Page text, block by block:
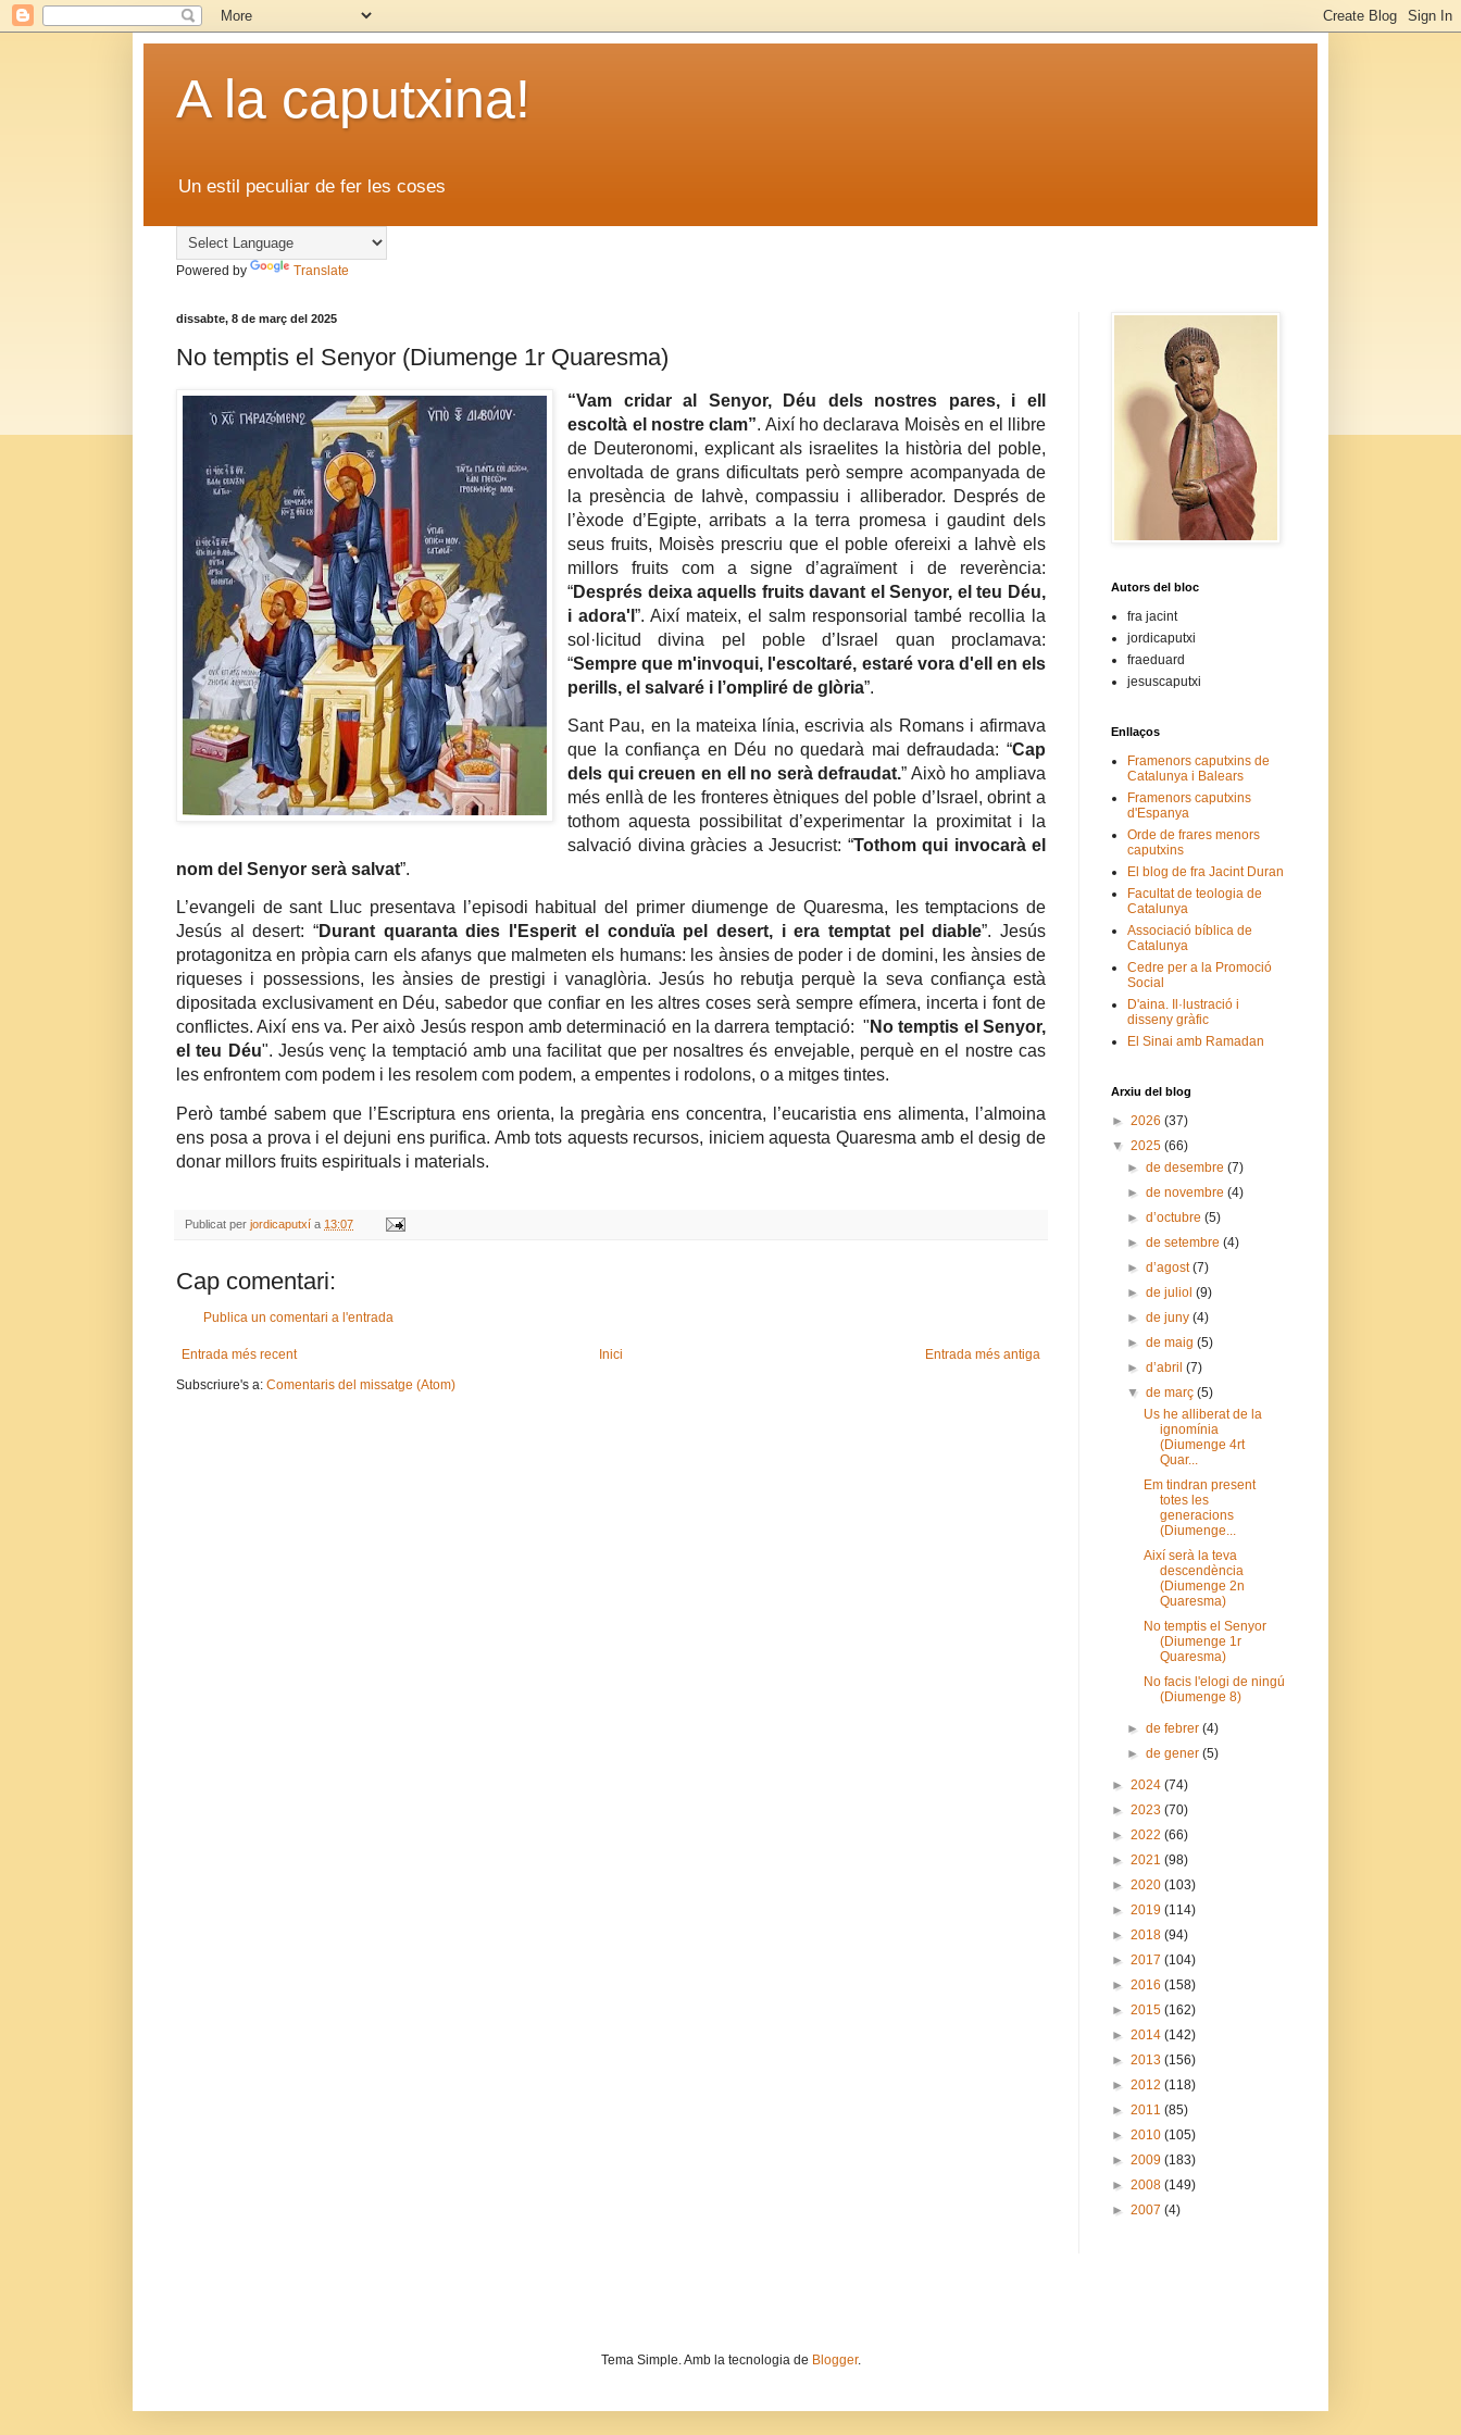
A la caputxina!
Un estil peculiar de fer les coses
Powered by Translate
dissabte, 8 de març del 2025
No temptis el Senyor (Diumenge 1r Quaresma)
“Vam cridar al Senyor, Déu dels nostres pares, i ell
escoltà el nostre clam”. Així ho declarava Moisès en el llibre
de Deuteronomi, explicant als israelites la història del poble,
envoltada de grans dificultats però sempre acompanyada de
la presència de Iahvè, compassiu i alliberador. Després de
l’èxode d’Egipte, arribats a la terra promesa i gaudint dels
seus fruits, Moisès prescriu que el poble ofereixi a Iahvè els
millors fruits com a signe d’agraïment i de reverència:
“Després deixa aquells fruits davant el Senyor, el teu Déu,
i adora'l”. Així mateix, el salm responsorial també recollia la
sol·licitud divina pel poble d’Israel quan proclamava:
“Sempre que m'invoqui, l'escoltaré, estaré vora d'ell en els
perills, el salvaré i l’ompliré de glòria”.
Sant Pau, en la mateixa línia, escrivia als Romans i afirmava
que la confiança en Déu no quedarà mai defraudada: “Cap
dels qui creuen en ell no serà defraudat.” Això ho ampliava
més enllà de les fronteres ètniques del poble d’Israel, obrint a
tothom aquesta possibilitat d’experimentar la proximitat i la
salvació divina gràcies a Jesucrist: “Tothom qui invocarà el
nom del Senyor serà salvat”.
L’evangeli de sant Lluc presentava l’episodi habitual del primer diumenge de Quaresma, les temptacions de
Jesús al desert: “Durant quaranta dies l'Esperit el conduïa pel desert, i era temptat pel diable”. Jesús
protagonitza en pròpia carn els afanys que malmeten els humans: les ànsies de poder i de domini, les ànsies de
riqueses i possessions, les ànsies de prestigi i vanaglòria. Jesús ho rebutja perquè la seva confiança està
dipositada exclusivament en Déu, sabedor que confiar en les altres coses serà sempre efímera, incerta i font de
conflictes. Així ens va. Per això Jesús respon amb determinació en la darrera temptació: " No temptis el Senyor,
el teu Déu". Jesús venç la temptació amb una facilitat que per nosaltres és envejable, perquè en el nostre cas
les enfrontem com podem i les resolem com podem, a empentes i rodolons, o a mitges tintes.
Però també sabem que l’Escriptura ens orienta, la pregària ens concentra, l’eucaristia ens alimenta, l’almoina
ens posa a prova i el dejuni ens purifica. Amb tots aquests recursos, iniciem aquesta Quaresma amb el desig de
donar millors fruits espirituals i materials.
Publicat per jordicaputxí a 13:07
Cap comentari:
Publica un comentari a l'entrada
Entrada més recent Entrada més antiga
Inici
Subscriure's a: Comentaris del missatge (Atom)
Autors del bloc
fra jacint
jordicaputxi
fraeduard
jesuscaputxi
Enllaços
Framenors caputxins de
Catalunya i Balears
Framenors caputxins
d'Espanya
Orde de frares menors
caputxins
El blog de fra Jacint Duran
Facultat de teologia de
Catalunya
Associació bíblica de
Catalunya
Cedre per a la Promoció
Social
D'aina. Il·lustració i
disseny gràfic
El Sinai amb Ramadan
Arxiu del blog
► 2026 (37)
▼ 2025 (66)
►de desembre(7)
►de novembre(4)
►d’octubre(5)
►de setembre(4)
►d’agost(7)
►de juliol(9)
►de juny(4)
►de maig(5)
►d’abril(7)
▼de març(5)
Us he alliberat de la
ignomínia
(Diumenge 4rt
Quar...
Em tindran present
totes les
generacions
(Diumenge...
Així serà la teva
descendència
(Diumenge 2n
Quaresma)
No temptis el Senyor
(Diumenge 1r
Quaresma)
No facis l'elogi de ningú
(Diumenge 8)
►de febrer(4)
►de gener(5)
► 2024 (74)
► 2023 (70)
► 2022 (66)
► 2021 (98)
► 2020 (103)
► 2019 (114)
► 2018 (94)
► 2017 (104)
► 2016 (158)
► 2015 (162)
► 2014 (142)
► 2013 (156)
► 2012 (118)
► 2011 (85)
► 2010 (105)
► 2009 (183)
► 2008 (149)
► 2007 (4)
Tema Simple. Amb la tecnologia de Blogger.